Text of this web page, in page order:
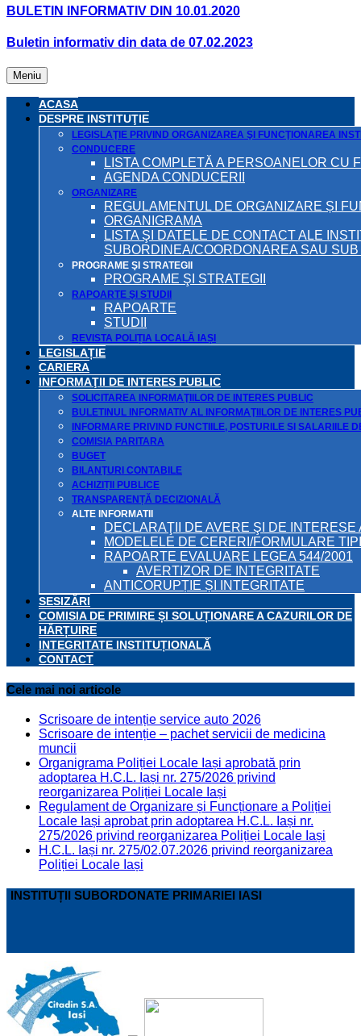
BULETIN INFORMATIV DIN 10.01.2020
Buletin informativ din data de 07.02.2023
Meniu
ACASA
DESPRE INSTITUŢIE
LEGISLAŢIE PRIVIND ORGANIZAREA ŞI FUNCŢIONAREA
CONDUCERE
LISTA COMPLETĂ A PERSOANELOR CU
AGENDA CONDUCERII
ORGANIZARE
REGULAMENTUL DE ORGANIZARE ȘI
ORGANIGRAMA
LISTA ŞI DATELE DE CONTACT ALE
SUBORDINEA/COORDONAREA SAU
PROGRAME ŞI STRATEGII
PROGRAME ŞI STRATEGII
RAPOARTE ŞI STUDII
RAPOARTE
STUDII
REVISTA POLIȚIA LOCALĂ IAȘI
LEGISLAȚIE
CARIERA
INFORMAŢII DE INTERES PUBLIC
SOLICITAREA INFORMAŢIILOR DE INTERES PUBLIC
BULETINUL INFORMATIV AL INFORMAŢIILOR DE INTERES
INFORMARE PRIVIND FUNCTIILE, POSTURILE SI
COMISIA PARITARA
BUGET
BILANŢURI CONTABILE
ACHIZIȚII PUBLICE
TRANSPARENȚĂ DECIZIONALĂ
ALTE INFORMATII
DECLARAŢII DE AVERE ŞI DE
MODELELE DE CERERI/FORMULARE
RAPOARTE EVALUARE LEGEA 544/2001
AVERTIZOR DE INTEGRITATE
ANTICORUPȚIE ȘI INTEGRITATE
SESIZĂRI
COMISIA DE PRIMIRE ȘI SOLUȚIONARE A CAZURILOR DE
HĂRȚUIRE
INTEGRITATE INSTITUȚIONALĂ
CONTACT
Cele mai noi articole
Scrisoare de intenție service auto 2026
Scrisoare de intenție – pachet servicii de medicina
muncii
Organigrama Poliției Locale Iași aprobată prin
adoptarea H.C.L. Iași nr. 275/2026 privind
reorganizarea Poliției Locale Iași
Regulament de Organizare și Funcționare a Poliției
Locale Iași aprobat prin adoptarea H.C.L. Iași nr.
275/2026 privind reorganizarea Poliției Locale Iași
H.C.L. Iași nr. 275/02.07.2026 privind reorganizarea
Poliției Locale Iași
INSTITUȚII SUBORDONATE PRIMARIEI IASI